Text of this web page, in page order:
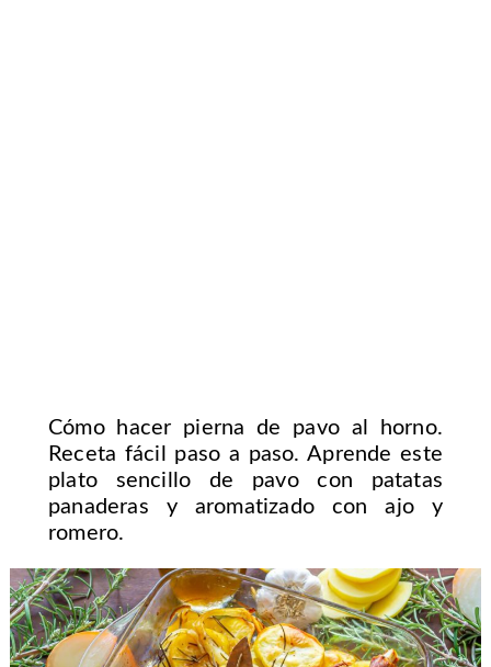
Cómo hacer pierna de pavo al horno.
Receta fácil paso a paso. Aprende este
plato sencillo de pavo con patatas
panaderas y aromatizado con ajo y
romero.